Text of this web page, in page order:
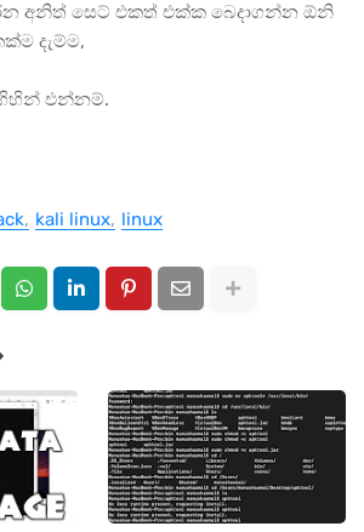
අනිත් සෙට් එකත් එක්ක බෙදාගන්න ඕනි
දැම්ම,
එන්නම්.
kali linux linux